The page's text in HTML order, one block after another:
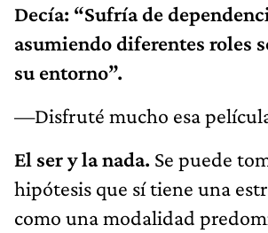
Decía: “Sufría de
asumiendo diferentes roles
su entorno”.
—Disfruté mucho esa
El ser y la nada. Se puede
hipótesis que sí tiene una
como una modalidad